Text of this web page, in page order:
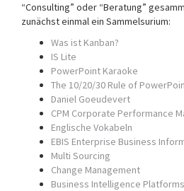
“Consulting” oder “Beratung”
zunächst einmal ein Sammelsurium:
Was ist Kanban?
IS Lite
PowerPoint Karaoke
The 10/20/30 Rule of
Daniel Goeudevert
CPM Corporate Performance
Englische Vokabeln
EBIS Enterprise Business
Multi Sourcing
Change Management
Business Intelligence Platforms